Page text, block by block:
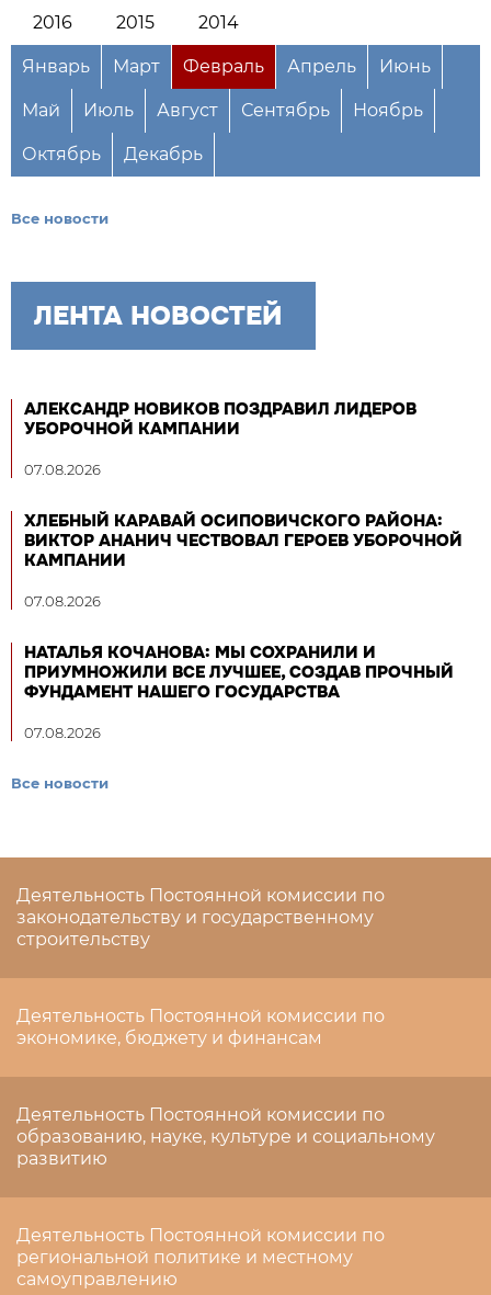
2016 2015 2014
Январь Март Февраль Апрель Июнь
Май Июль Август Сентябрь Ноябрь
Октябрь Декабрь
Все новости
ЛЕНТА НОВОСТЕЙ
АЛЕКСАНДР НОВИКОВ ПОЗДРАВИЛ ЛИДЕРОВ
УБОРОЧНОЙ КАМПАНИИ
07.08.2026
ХЛЕБНЫЙ КАРАВАЙ ОСИПОВИЧСКОГО РАЙОНА:
ВИКТОР АНАНИЧ ЧЕСТВОВАЛ ГЕРОЕВ УБОРОЧНОЙ
КАМПАНИИ
07.08.2026
НАТАЛЬЯ КОЧАНОВА: МЫ СОХРАНИЛИ И
ПРИУМНОЖИЛИ ВСЕ ЛУЧШЕЕ, СОЗДАВ ПРОЧНЫЙ
ФУНДАМЕНТ НАШЕГО ГОСУДАРСТВА
07.08.2026
Все новости
Деятельность Постоянной комиссии по
законодательству и государственному
строительству
Деятельность Постоянной комиссии по
экономике, бюджету и финансам
Деятельность Постоянной комиссии по
образованию, науке, культуре и социальному
развитию
Деятельность Постоянной комиссии по
региональной политике и местному
самоуправлению